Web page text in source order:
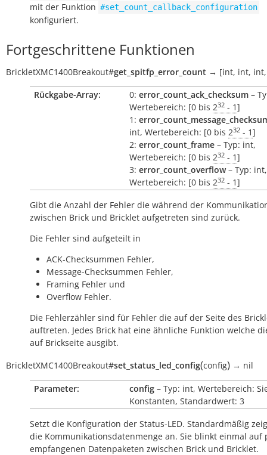
mit der Funktion #set_count_callback_configuration
konfiguriert.
Fortgeschrittene Funktionen
BrickletXMC1400Breakout#get_spitfp_error_count → [int, int, int,
Rückgabe-Array:
0: error_count_ack_checksum –
Wertebereich: [0 bis 232 - 1]
1:
int, Wertebereich: [0 bis 232 - 1]
2: error_count_frame – Typ: int,
Wertebereich: [0 bis 232 - 1]
3: error_count_overflow– Typ: int,
Wertebereich: [0 bis 232 - 1]
Gibt die Anzahl der Fehler die während der
zwischen Brick und Bricklet aufgetreten sind zurück.
Die Fehler sind aufgeteilt in
ACK-Checksummen Fehler,
Message-Checksummen Fehler,
Framing Fehler und
Overflow Fehler.
Die Fehlerzähler sind für Fehler die auf der Seite des
auftreten. Jedes Brick hat eine ähnliche Funktion welche
auf Brickseite ausgibt.
BrickletXMC1400Breakout#set_status_led_config(config) → nil
Parameter: config – Typ: int, Wertebereich:
Konstanten, Standardwert: 3
Setzt die Konfiguration der Status-LED. Standardmäßig
die Kommunikationsdatenmenge an. Sie blinkt einmal auf
empfangenen Datenpaketen zwischen Brick und Bricklet.